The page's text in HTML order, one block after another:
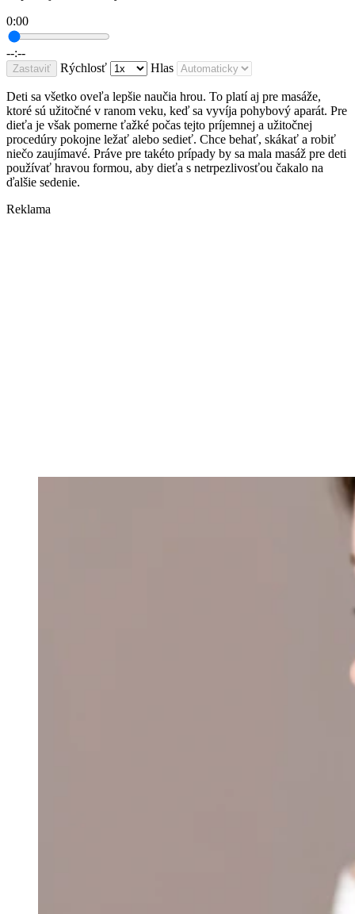
0:00
--:--
Zastaviť Rýchlosť Hlas
Deti sa všetko oveľa lepšie naučia hrou. To platí aj pre masáže,
ktoré sú užitočné v ranom veku, keď sa vyvíja pohybový aparát. Pre
dieťa je však pomerne ťažké počas tejto príjemnej a užitočnej
procedúry pokojne ležať alebo sedieť. Chce behať, skákať a robiť
niečo zaujímavé. Práve pre takéto prípady by sa mala masáž pre deti
používať hravou formou, aby dieťa s netrpezlivosťou čakalo na
ďalšie sedenie.
Reklama